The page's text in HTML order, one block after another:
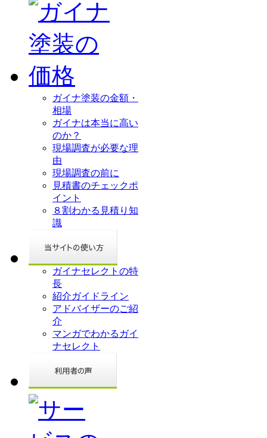
ガイナ塗装の金額・
相場
ガイナは本当に高い
のか？
現場調査が必要な理
由
現場調査の前に
見積書のチェックポ
イント
８割わかる見積り知
識
ガイナセレクトの特
長
紹介ガイドライン
アドバイザーのご紹
介
マンガでわかるガイ
ナセレクト